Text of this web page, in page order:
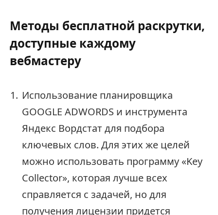
Методы бесплатной раскрутки,
доступные каждому
вебмастеру
Использование планировщика
GOOGLE ADWORDS и инструмента
Яндекс Вордстат для подбора
ключевых слов. Для этих же целей
можно использовать программу «Key
Collector», которая лучше всех
справляется с задачей, но для
получения лицензии придется